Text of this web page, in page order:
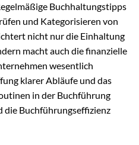
Buchhaltungstipps
und Kategorisieren von
nicht nur die Einhaltung
macht auch die finanzielle
wesentlich
klarer Abläufe und das
in der Buchführung
die Buchführungseffizienz